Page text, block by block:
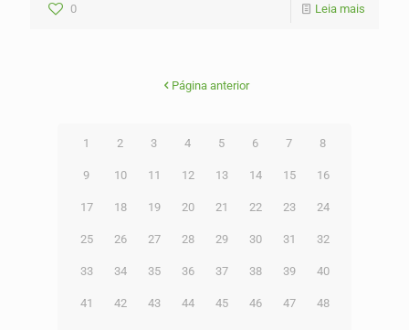
0 Leia mais
Página anterior
1 2 3 4 5 6 7 8
9 10 11 12 13 14 15 16
17 18 19 20 21 22 23 24
25 26 27 28 29 30 31 32
33 34 35 36 37 38 39 40
41 42 43 44 45 46 47 48